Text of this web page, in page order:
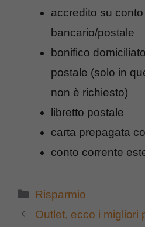
accredito su
bancario/postale
bonifico
postale (solo in
non è richiesto)
libretto postale
carta prepagata
conto corrente
Categorie
Risparmio
Outlet, ecco i migliori